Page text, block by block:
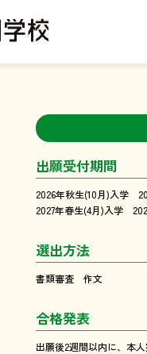
出願受付期間
2026年秋生(10月)入学
2027年春生(4月)入学
選出方法
書類審査 作文
合格発表
出願後2週間以内に、本